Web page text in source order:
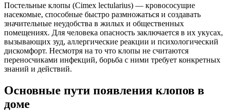
Постельные клопы (Cimex lectularius) — кровососущие
насекомые, способные быстро размножаться и создавать
значительные неудобства в жилых и общественных
помещениях. Для человека опасность заключается в их укусах,
вызывающих зуд, аллергические реакции и психологический
дискомфорт. Несмотря на то что клопы не считаются
переносчиками инфекций, борьба с ними требует конкретных
знаний и действий.
Основные пути появления клопов в
доме